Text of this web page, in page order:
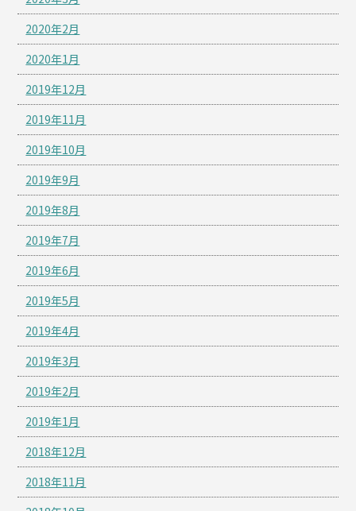
2020年2月
2020年1月
2019年12月
2019年11月
2019年10月
2019年9月
2019年8月
2019年7月
2019年6月
2019年5月
2019年4月
2019年3月
2019年2月
2019年1月
2018年12月
2018年11月